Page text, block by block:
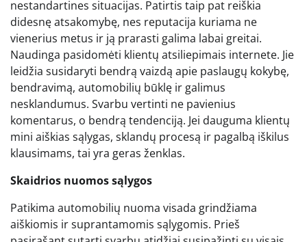
nestandartines situacijas. Patirtis taip pat reiškia
didesnę atsakomybę, nes reputacija kuriama ne
vienerius metus ir ją prarasti galima labai greitai.
Naudinga pasidomėti klientų atsiliepimais internete. Jie
leidžia susidaryti bendrą vaizdą apie paslaugų kokybę,
bendravimą, automobilių būklę ir galimus
nesklandumus. Svarbu vertinti ne pavienius
komentarus, o bendrą tendenciją. Jei dauguma klientų
mini aiškias sąlygas, sklandų procesą ir pagalbą iškilus
klausimams, tai yra geras ženklas.
Skaidrios nuomos sąlygos
Patikima automobilių nuoma visada grindžiama
aiškiomis ir suprantamomis sąlygomis. Prieš